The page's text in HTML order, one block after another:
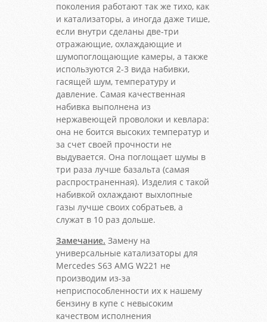
поколения работают так же тихо, как
и катализаторы, а иногда даже тише,
если внутри сделаны две-три
отражающие, охлаждающие и
шумопоглощающие камеры, а также
используются 2-3 вида набивки,
гасящей шум, температуру и
давление. Самая качественная
набивка выполнена из
нержавеющей проволоки и кевлара:
она не боится высоких температур и
за счет своей прочности не
выдувается. Она поглощает шумы в
три раза лучше базальта (самая
распространенная). Изделия с такой
набивкой охлаждают выхлопные
газы лучше своих собратьев, а
служат в 10 раз дольше.
Замечание. Замену на
универсальные катализаторы для
Mercedes S63 AMG W221 не
производим из-за
неприспособленности их к нашему
бензину в купе с невысоким
качеством исполнения